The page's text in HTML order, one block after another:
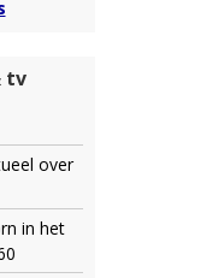
tv
over
in het